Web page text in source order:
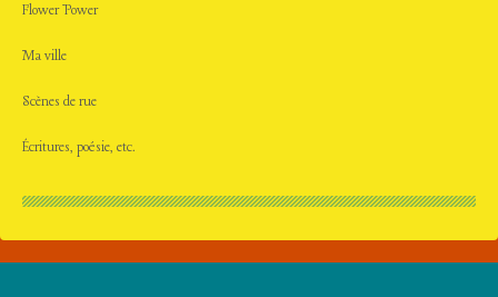
Flower Power
Ma ville
Scènes de rue
Écritures, poésie, etc.